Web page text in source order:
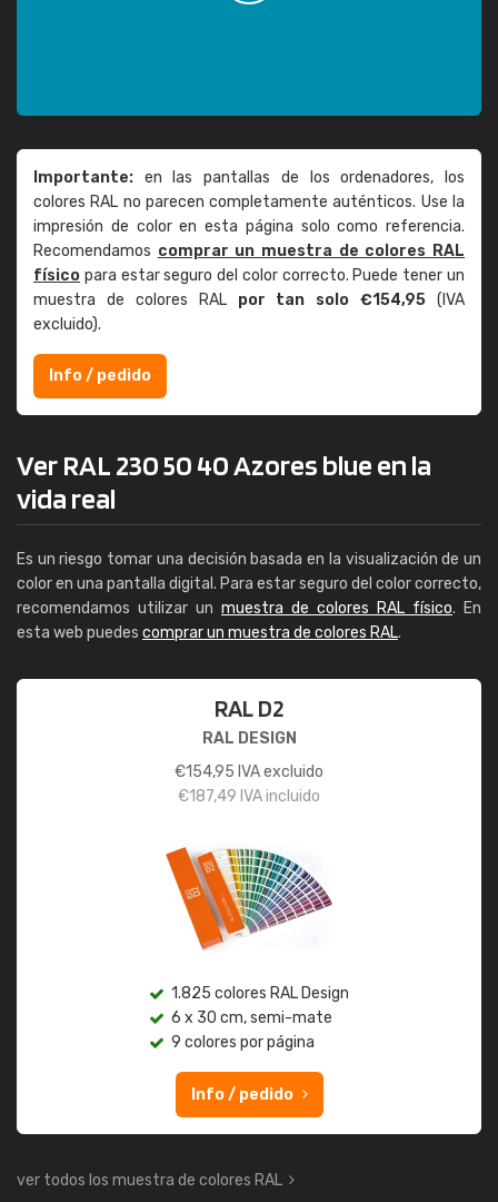
Importante: en las pantallas de los ordenadores, los
colores RAL no parecen completamente auténticos. Use la
impresión de color en esta página solo como referencia.
Recomendamos comprar un muestra de colores RAL
físico para estar seguro del color correcto. Puede tener un
muestra de colores RAL por tan solo €154,95 (IVA
excluido).
Info / pedido
Ver RAL 230 50 40 Azores blue en la
vida real
Es un riesgo tomar una decisión basada en la visualización de un
color en una pantalla digital. Para estar seguro del color correcto,
recomendamos utilizar un muestra de colores RAL físico. En
esta web puedes comprar un muestra de colores RAL.
RAL D2
RAL DESIGN
€154,95 IVA excluido
€187,49 IVA incluido
1.825 colores RAL Design
6 x 30 cm, semi-mate
9 colores por página
Info / pedido
ver todos los muestra de colores RAL